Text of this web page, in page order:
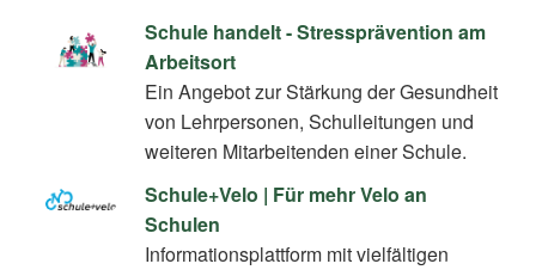
Schule handelt - Stressprävention am
Arbeitsort
Ein Angebot zur Stärkung der Gesundheit
von Lehrpersonen, Schulleitungen und
weiteren Mitarbeitenden einer Schule.
Schule+Velo | Für mehr Velo an
Schulen
Informationsplattform mit vielfältigen